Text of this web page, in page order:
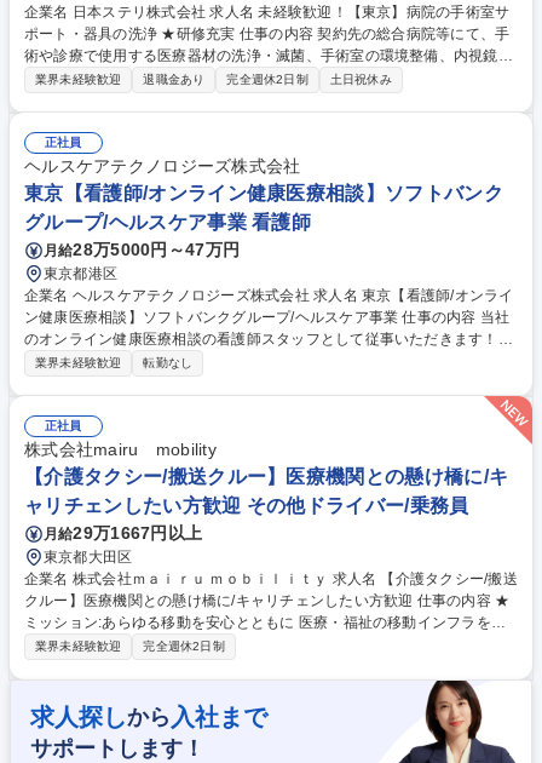
企業名 日本ステリ株式会社 求人名 未経験歓迎！【東京】病院の手術室サ
ポート・器具の洗浄 ★研修充実 仕事の内容 契約先の総合病院等にて、手
術や診療で使用する医療器材の洗浄・滅菌、手術室の環境整備、内視鏡室
の支援業務を担当します。マニュアルと研修完備で、医療知識がない方で
ン着脱介助など。 (3)内視鏡室支援：検査器材の準備や片付け。 正確性が
求められる作業ですが、チームで連携して行います。 将来的にはパートス
タッフの指導・管理や工程管理など、施設責任者としてのマネジメント業
務もお任せします。 募集職種 未経験歓迎！【東京】病院の手術室サポー
ト・器具の洗浄 ★研修充実
業界未経験歓迎 退職金あり 完全週休2日制 土日祝休み
正社員
ヘルスケアテクノロジーズ株式会社
東京【看護師/オンライン健康医療相談】ソフトバンク
グループ/ヘルスケア事業 看護師
月給28万5000円～47万円
東京都港区
企業名 ヘルスケアテクノロジーズ株式会社 求人名 東京【看護師/オンライ
ン健康医療相談】ソフトバンクグループ/ヘルスケア事業 仕事の内容 当社
のオンライン健康医療相談の看護師スタッフとして従事いただきます！看
護師からの事業会社へキャリアチェンジしたい方を歓迎します。これまで
相談/幅広く一般的な相談(医療/健康等)に対応/メタボリックシンドローム
予防のための特定保健指導(相談および継続支援)/相談マニュアルの作成
【チーム構成】医師/薬剤師/看護師/保健師で構成される複数名のチームで
動きます。 【身につくスキル/経験】AIを用いた次世代医療サービスの構
築経験を積める/ビジネススキルを習得できる/未病予防の領域で活躍でき
る 募集職種 東京【看護師/オンライン健康医療相談】ソフトバンクグルー
プ/ヘルスケア事業
業界未経験歓迎 転勤なし
正社員
株式会社mairu mobility
【介護タクシー/搬送クルー】医療機関との懸け橋に/キ
ャリチェンしたい方歓迎 その他ドライバー/乗務員
月給29万1667円以上
東京都大田区
企業名 株式会社ｍａｉｒｕ ｍｏｂｉｌｉｔｙ 求人名 【介護タクシー/搬送
クルー】医療機関との懸け橋に/キャリチェンしたい方歓迎 仕事の内容 ★
ミッション:あらゆる移動を安心とともに 医療・福祉の移動インフラを展
開する当社にて利用者の移動を支える搬送クルー業務をご担当。車両に乗
届けるプロとして直接患者に向き合います■予約情報を確認し必要なケア
内容を整理 ■第二種免許での車両運転と入社後の取得支援あり ■移動・移
乗のサポートや丁寧なお声がけ ■車内でのバイタルや体調のチェック ■ご
家族や病院・介護施設職員とのやりとりや調整 募集職種 【介護タクシー/
業界未経験歓迎 完全週休2日制
求人探しから 入社まで
サポートします！